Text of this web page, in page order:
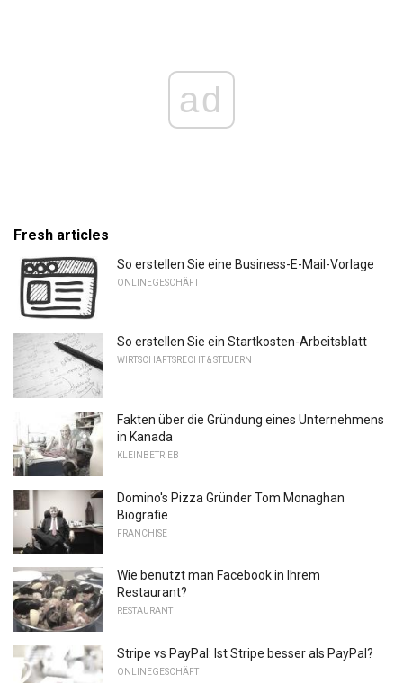
ad
Fresh articles
So erstellen Sie eine Business-E-Mail-Vorlage
ONLINEGESCHÄFT
So erstellen Sie ein Startkosten-Arbeitsblatt
WIRTSCHAFTSRECHT & STEUERN
Fakten über die Gründung eines Unternehmens
in Kanada
KLEINBETRIEB
Domino's Pizza Gründer Tom Monaghan
Biografie
FRANCHISE
Wie benutzt man Facebook in Ihrem
Restaurant?
RESTAURANT
Stripe vs PayPal: Ist Stripe besser als PayPal?
ONLINEGESCHÄFT